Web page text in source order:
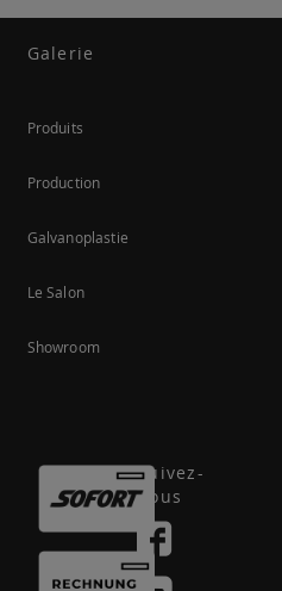
Galerie
Produits
Production
Galvanoplastie
Le Salon
Showroom
Suivez-
nous